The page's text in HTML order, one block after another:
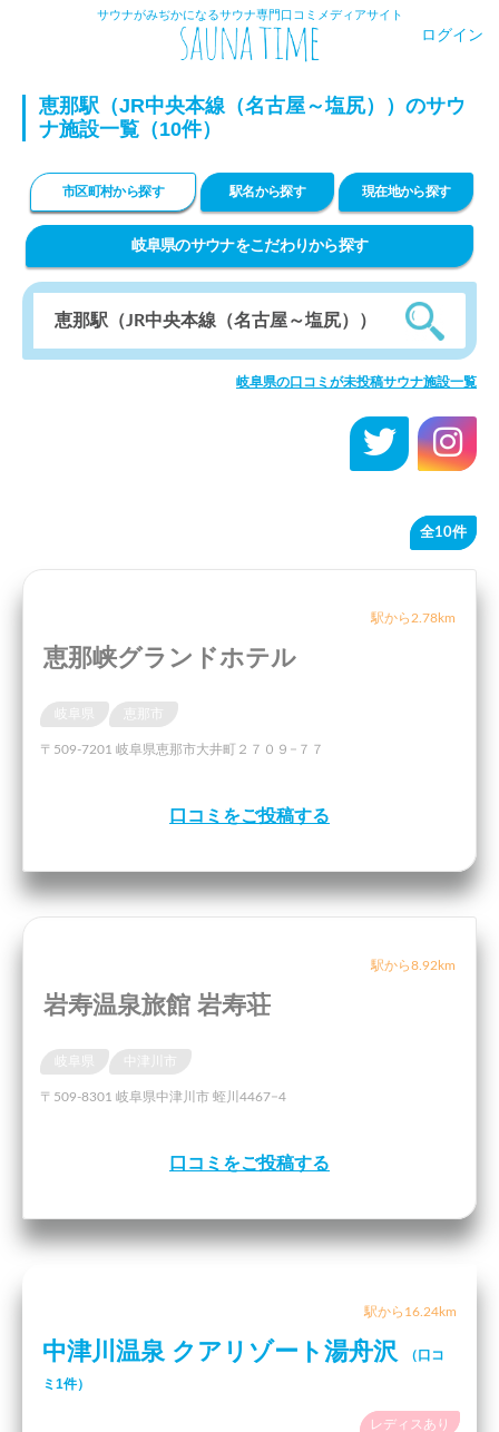
サウナがみぢかになるサウナ専門口コミメディアサイト
ログイン
恵那駅（JR中央本線（名古屋～塩尻））のサウ
ナ施設一覧（10件）
市区町村から探す 駅名から探す 現在地から探す
岐阜県のサウナをこだわりから探す
岐阜県の口コミが未投稿サウナ施設一覧
全10件
駅から2.78km
恵那峡グランドホテル
岐阜県
〒509-7201 岐阜県恵那市大井町２７０９−７７
口コミをご投稿する
駅から8.92km
岩寿温泉旅館 岩寿荘
岐阜県
〒509-8301 岐阜県中津川市 蛭川4467−4
口コミをご投稿する
駅から16.24km
中津川温泉 クアリゾート湯舟沢
（口コ
ミ1件）
レディスあり